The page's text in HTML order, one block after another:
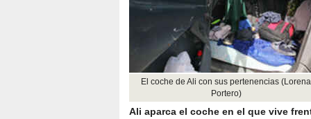
El coche de Ali con sus pertenencias (Lorena
Portero)
Ali aparca el coche en el que vive